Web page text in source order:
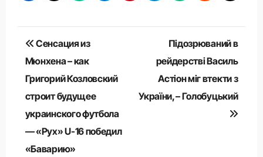
Навігація
записів
Сенсация из
Мюнхена – как
Григорий Козловский
строит будущее
украинского футбола
— «Рух» U-16 победил
«Баварию»
Підозрюваний в
рейдерстві Василь
Астіон міг втекти з
України, – Голобуцький